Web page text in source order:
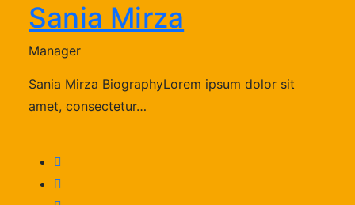
Sania Mirza
Manager
Sania Mirza BiographyLorem ipsum dolor sit
amet, consectetur…